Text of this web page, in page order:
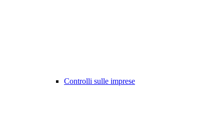
Controlli sulle imprese